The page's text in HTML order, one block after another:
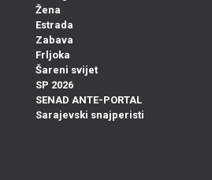
Žena
Estrada
Zabava
Frljoka
Šareni svijet
SP 2026
SENAD ANTE-PORTAL
Sarajevski snajperisti